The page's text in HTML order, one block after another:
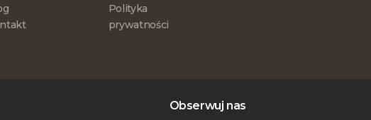
Polityka
prywatności
Obserwuj nas